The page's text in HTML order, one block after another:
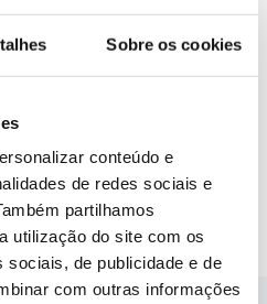
Sobre os cookies
conteúdo e
de redes sociais e
partilhamos
utilização do site com os
sociais, de publicidade e de
com outras informações
de qualidade, acelere os
no seu negócio com
uma DEMO